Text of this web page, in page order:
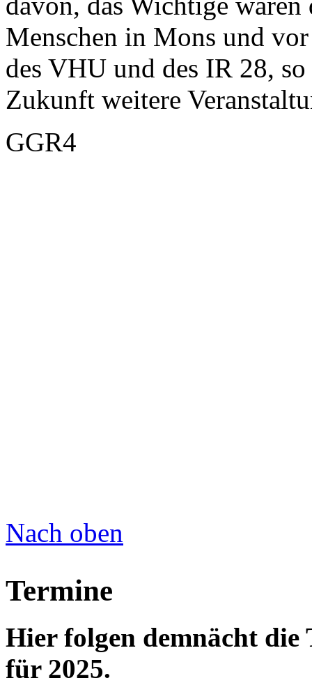
Menschen in Mons und
des VHU und des IR 28,
Zukunft weitere
GGR4
Nach oben
Termine
Hier folgen demnächt
für 2025.